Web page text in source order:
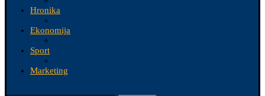
Hronika
Ekonomija
Sport
Marketing